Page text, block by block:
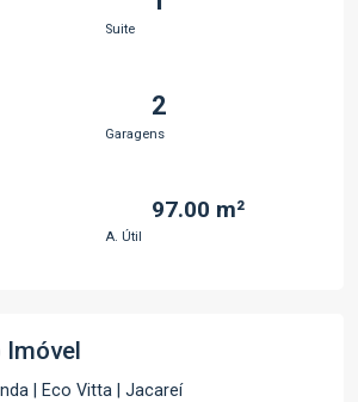
Suite
2
Garagens
97.00 m²
A. Útil
Imóvel
| Eco Vitta | Jacareí